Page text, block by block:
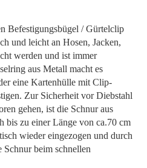
Befestigungsbügel / Gürtelclip
und leicht an Hosen, Jacken,
werden und ist immer
aus Metall macht es
eine Kartenhülle mit Clip-
Zur Sicherheit vor Diebstahl
gehen, ist die Schnur aus
bis zu einer Länge von ca.70 cm
wieder eingezogen und durch
beim schnellen